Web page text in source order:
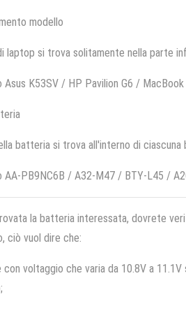
modello
di laptop si trova solitamente nella parte
Asus K53SV / HP Pavilion G6 /
batteria si trova all'interno di
AA-PB9NC6B / A32-M47 / BTY-L45 /
la batteria interessata, dovrete
ciò vuol dire che:
con voltaggio che varia da 10.8V a